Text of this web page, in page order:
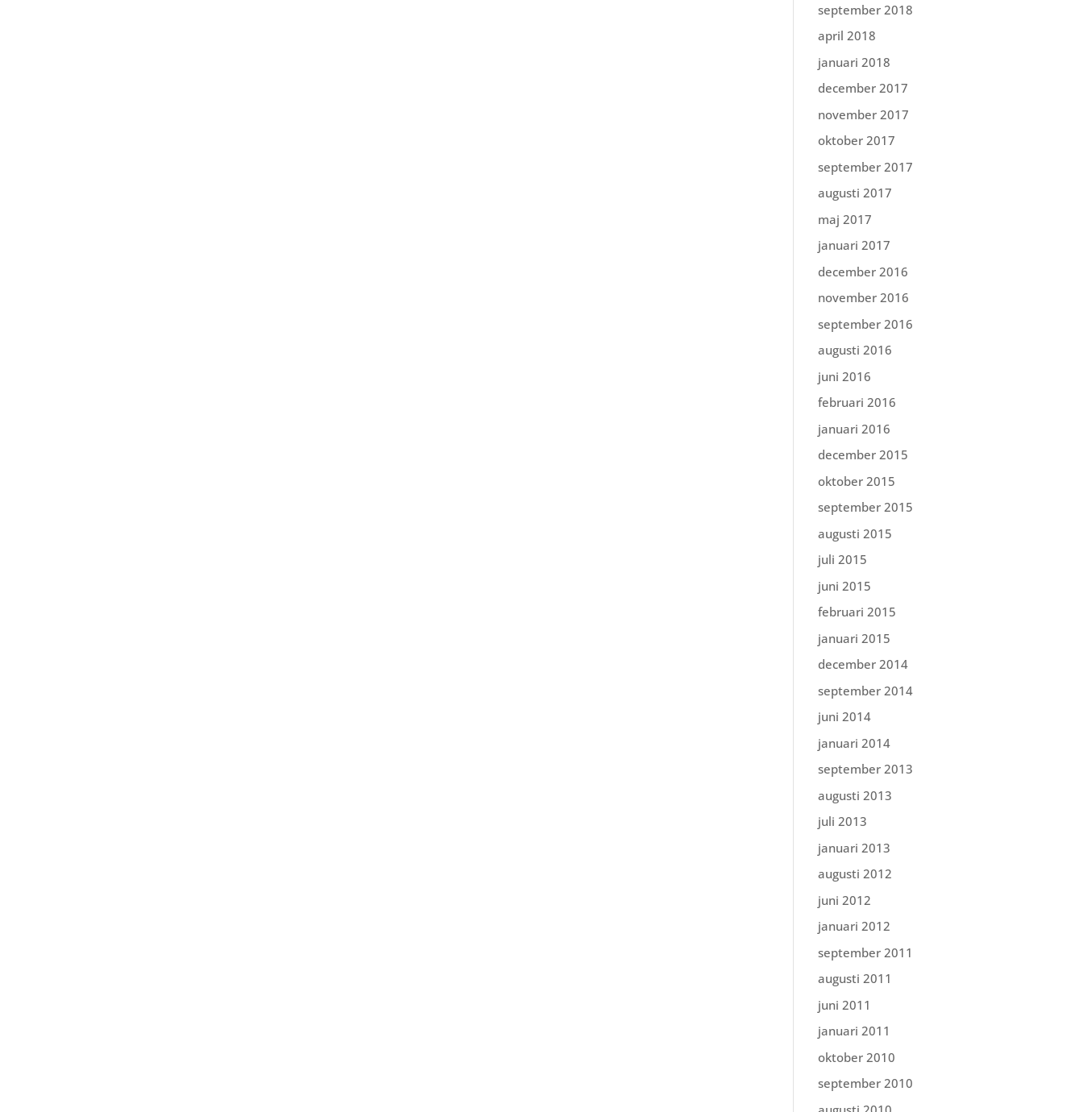
september 2018
april 2018
januari 2018
december 2017
november 2017
oktober 2017
september 2017
augusti 2017
maj 2017
januari 2017
december 2016
november 2016
september 2016
augusti 2016
juni 2016
februari 2016
januari 2016
december 2015
oktober 2015
september 2015
augusti 2015
juli 2015
juni 2015
februari 2015
januari 2015
december 2014
september 2014
juni 2014
januari 2014
september 2013
augusti 2013
juli 2013
januari 2013
augusti 2012
juni 2012
januari 2012
september 2011
augusti 2011
juni 2011
januari 2011
oktober 2010
september 2010